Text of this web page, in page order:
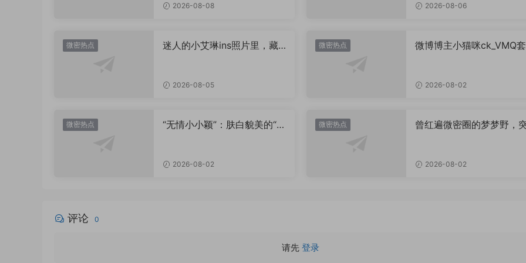
2026-08-08 2026-08-06
微密热点
迷人的小艾琳ins照片里，藏
2026-08-05
微密热点
微博博主小猫咪ck_VMQ套
2026-08-02
微密热点
“无情小小颖”：肤白貌美的“卡
2026-08-02
微密热点
曾红遍微密圈的梦梦野，
2026-08-02
评论 0
请先 登录